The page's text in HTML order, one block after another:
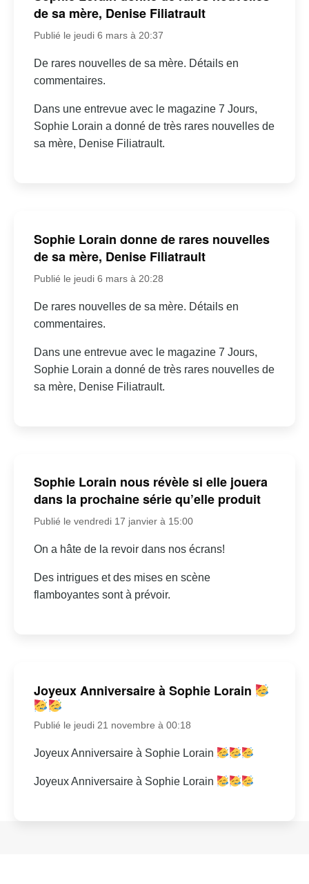
de sa mère, Denise Filiatrault
Publié le jeudi 6 mars à 20:37
De rares nouvelles de sa mère. Détails en
commentaires.
Dans une entrevue avec le magazine 7 Jours,
Sophie Lorain a donné de très rares nouvelles de
sa mère, Denise Filiatrault.
Sophie Lorain donne de rares nouvelles
de sa mère, Denise Filiatrault
Publié le jeudi 6 mars à 20:28
De rares nouvelles de sa mère. Détails en
commentaires.
Dans une entrevue avec le magazine 7 Jours,
Sophie Lorain a donné de très rares nouvelles de
sa mère, Denise Filiatrault.
Sophie Lorain nous révèle si elle jouera
dans la prochaine série qu’elle produit
Publié le vendredi 17 janvier à 15:00
On a hâte de la revoir dans nos écrans!
Des intrigues et des mises en scène
flamboyantes sont à prévoir.
Joyeux Anniversaire à Sophie Lorain
Publié le jeudi 21 novembre à 00:18
Joyeux Anniversaire à Sophie Lorain
Joyeux Anniversaire à Sophie Lorain